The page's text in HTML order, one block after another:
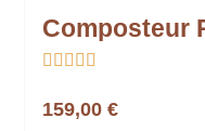
    
159,00 €